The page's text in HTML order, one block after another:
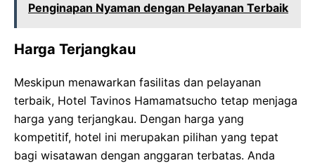
Penginapan Nyaman dengan Pelayanan Terbaik
Harga Terjangkau
Meskipun menawarkan fasilitas dan pelayanan
terbaik, Hotel Tavinos Hamamatsucho tetap menjaga
harga yang terjangkau. Dengan harga yang
kompetitif, hotel ini merupakan pilihan yang tepat
bagi wisatawan dengan anggaran terbatas. Anda